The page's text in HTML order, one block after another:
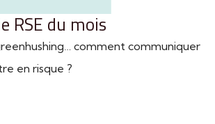
RSE du mois
comment communiquer
en risque ?